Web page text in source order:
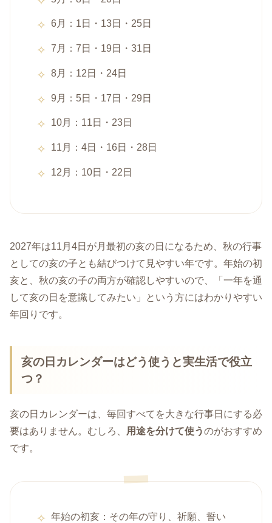
6月：1日・13日・25日
7月：7日・19日・31日
8月：12日・24日
9月：5日・17日・29日
10月：11日・23日
11月：4日・16日・28日
12月：10日・22日
2027年は11月4日が月最初の亥の日になるため、秋の行事
としての亥の子とも結びつけて見やすい年です。年始の初
亥と、秋の亥の子の両方が確認しやすいので、「一年を通
して亥の日を意識してみたい」という方にはわかりやすい
年回りです。
亥の日カレンダーはどう使うと実生活で役立
つ？
亥の日カレンダーは、毎回すべてを大きな行事日にする必
要はありません。むしろ、 用途を分けて使うのがおすすめ
です。
年始の初亥：その年の守り、祈願、誓い